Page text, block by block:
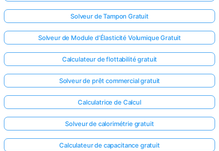
Solveur de Tampon Gratuit
Solveur de Module d'Élasticité Volumique Gratuit
Calculateur de flottabilité gratuit
Solveur de prêt commercial gratuit
Calculatrice de Calcul
Solveur de calorimétrie gratuit
Calculateur de capacitance gratuit